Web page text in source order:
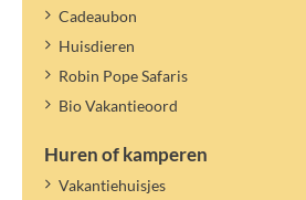
Belangrijke informatie:
Wisselen van personen/namen binnen
Als het maximum aantal personen in
toeristenbelasting.
De toeristenbelasting geldt voor het
Cadeaubon
Huisdieren
Robin Pope Safaris
Bio Vakantieoord
Huren of kamperen
Vakantiehuisjes